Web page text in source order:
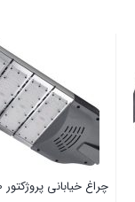
چراغ خیابانی پروژکتور 200وات